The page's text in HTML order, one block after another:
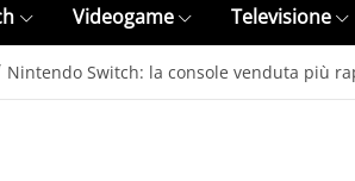
Videogame Televisione
Nintendo Switch: la console venduta più